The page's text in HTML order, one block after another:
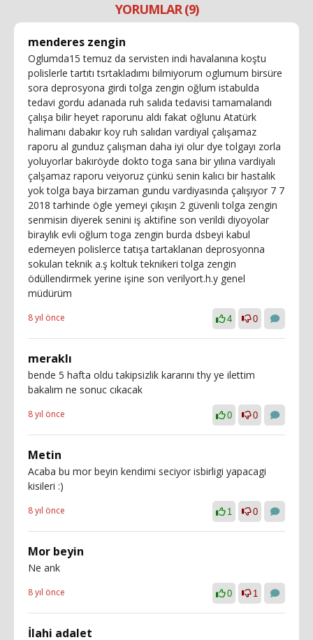
YORUMLAR (9)
menderes zengin
Oglumda15 temuz da servisten indi havalanına koştu
polislerle tartıtı tsrtakladımı bilmiyorum oglumum birsüre
sora deprosyona girdi tolga zengin oğlum istabulda
tedavi gordu adanada ruh salıda tedavisi tamamalandı
çalışa bilir heyet raporunu aldı fakat oğlunu Atatürk
halimanı dabakır koy ruh salıdan vardiyal çalışamaz
raporu al gunduz çalışman daha iyi olur dye tolgayı zorla
yoluyorlar bakıröyde dokto toga sana bir yılına vardiyalı
çalşamaz raporu veiyoruz çünkü senin kalıcı bir hastalık
yok tolga baya birzaman gundu vardiyasında çalışıyor 7 7
2018 tarhinde ögle yemeyi çıkışın 2 güvenli tolga zengin
senmisin diyerek senini iş aktifine son verildi diyoyolar
biraylık evli oğlum toga zengin burda dsbeyi kabul
edemeyen polislerce tatışa tartaklanan deprosyonna
sokulan teknik a.ş koltuk teknikeri tolga zengin
ödüllendirmek yerine işine son verilyort.h.y genel
müdürüm
8 yıl önce 4 0
meraklı
bende 5 hafta oldu takipsizlik kararını thy ye ilettim
bakalım ne sonuc cıkacak
8 yıl önce 0 0
Metin
Acaba bu mor beyin kendimi seciyor isbirligi yapacagi
kisileri :)
8 yıl önce 1 0
Mor beyin
Ne ank
8 yıl önce 0 1
İlahi adalet